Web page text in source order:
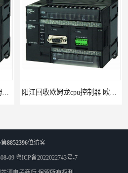
阳江回收欧姆龙cpu控制器 欧姆龙cpu回收 支持各种支付方式 回收欧姆龙模块
8852396位访客
09 粤ICP备2022022743号-7